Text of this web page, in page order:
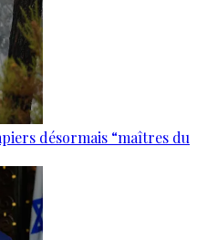
désormais “maîtres du